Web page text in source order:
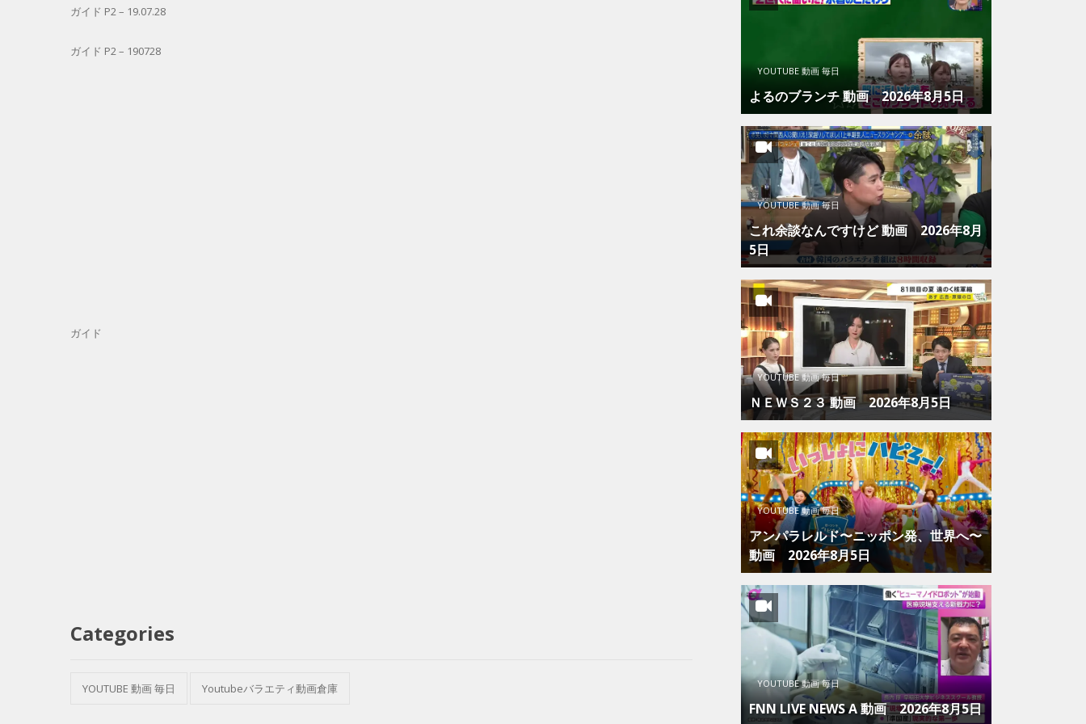
ガイド P2 – 19.07.28
ガイド P2 – 190728
ガイド
Categories
YOUTUBE 動画 毎日 Youtubeバラエティ動画倉庫
YOUTUBE 動画 毎日
よるのブランチ 動画 2026年8月5日
YOUTUBE 動画 毎日
これ余談なんですけど 動画 2026年8月
5日
YOUTUBE 動画 毎日
ＮＥＷＳ２３ 動画 2026年8月5日
YOUTUBE 動画 毎日
アンパラレルド〜ニッポン発、世界へ〜
動画 2026年8月5日
YOUTUBE 動画 毎日
FNN LIVE NEWS Α 動画 2026年8月5日